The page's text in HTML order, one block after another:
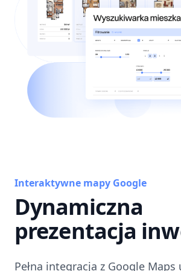
Interaktywne mapy Google
Dynamiczna
prezentacja
Pełna integracja z Google